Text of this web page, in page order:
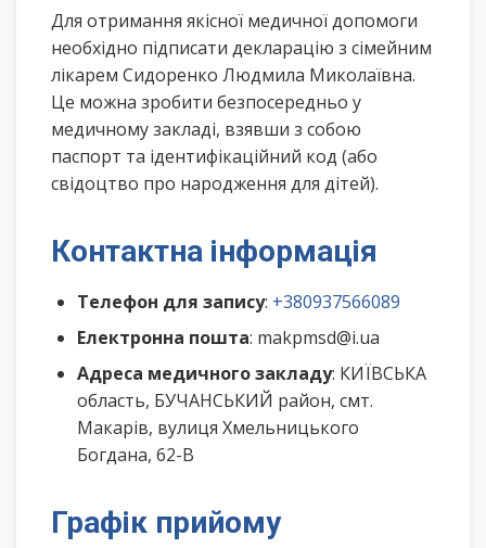
Для отримання якісної медичної допомоги
необхідно підписати декларацію з сімейним
лікарем Сидоренко Людмила Миколаївна.
Це можна зробити безпосередньо у
медичному закладі, взявши з собою
паспорт та ідентифікаційний код (або
свідоцтво про народження для дітей).
Контактна інформація
Телефон для запису: +380937566089
Електронна пошта: makpmsd@i.ua
Адреса медичного закладу: КИЇВСЬКА
область, БУЧАНСЬКИЙ район, смт.
Макарів, вулиця Хмельницького
Богдана, 62-В
Графік прийому